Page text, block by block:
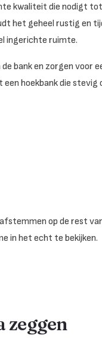
kwaliteit die nodigt
het geheel rustig en
ingerichte ruimte.
bank en zorgen voor
hoekbank die stevig
op de rest
in het echt te bekijken.
zeggen